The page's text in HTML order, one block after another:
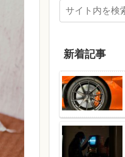
新着記事